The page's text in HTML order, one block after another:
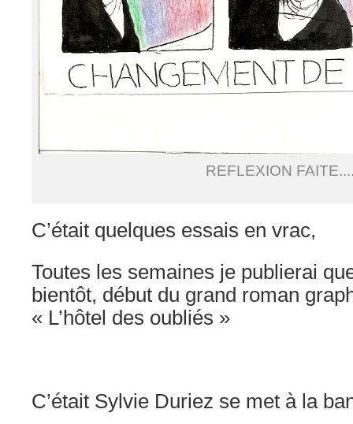
REFLEXION
C’était quelques essais en vrac,
Toutes les semaines je publierai
bientôt, début du grand roman
« L’hôtel des oubliés »
C’était Sylvie Duriez se met à la